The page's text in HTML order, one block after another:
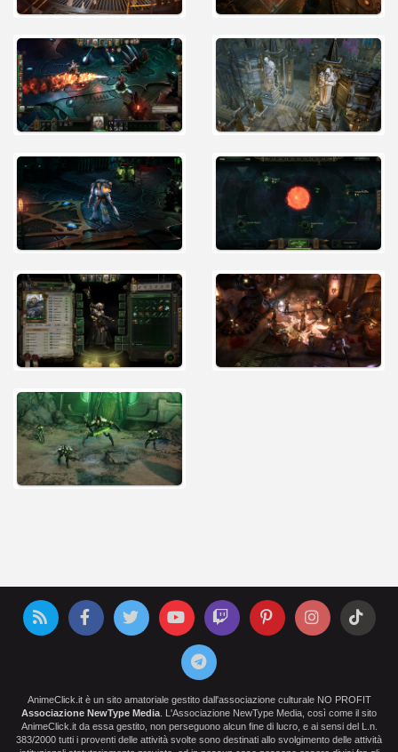
AnimeClick.it è un sito amatoriale gestito dall'associazione culturale NO PROFIT
Associazione NewType Media . L'Associazione NewType Media, così come il sito
AnimeClick.it da essa gestito, non perseguono alcun fine di lucro, e ai sensi del L.n.
383/2000 tutti i proventi delle attività svolte sono destinati allo svolgimento delle attività